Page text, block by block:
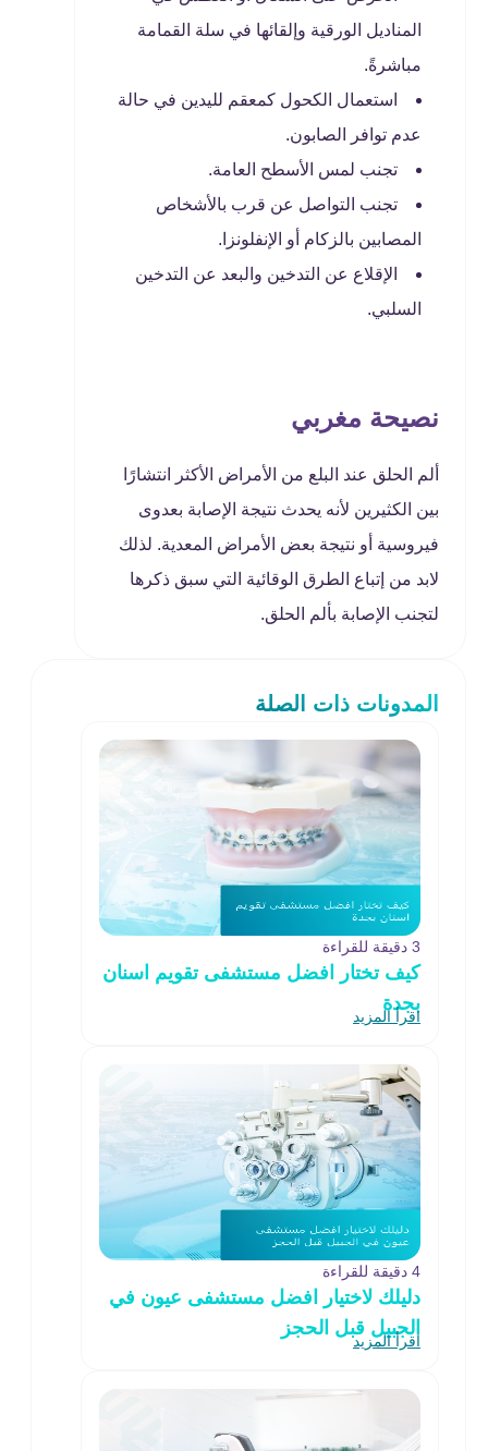
المناديل الورقية وإلقائها في سلة القمامة
مباشرةً.
استعمال الكحول كمعقم لليدين في حالة
عدم توافر الصابون.
تجنب لمس الأسطح العامة.
تجنب التواصل عن قرب بالأشخاص
المصابين بالزكام أو الإنفلونزا.
الإقلاع عن التدخين والبعد عن التدخين
السلبي.
نصيحة مغربي
ألم الحلق عند البلع من الأمراض الأكثر انتشارًا
بين الكثيرين لأنه يحدث نتيجة الإصابة بعدوى
فيروسية أو نتيجة بعض الأمراض المعدية. لذلك
لابد من إتباع الطرق الوقائية التي سبق ذكرها
لتجنب الإصابة بألم الحلق.
المدونات ذات الصلة
3 دقيقة للقراءة
كيف تختار افضل مستشفى تقويم اسنان
بجدة
اقرأ المزيد
4 دقيقة للقراءة
دليلك لاختيار افضل مستشفى عيون في
الجبيل قبل الحجز
اقرأ المزيد